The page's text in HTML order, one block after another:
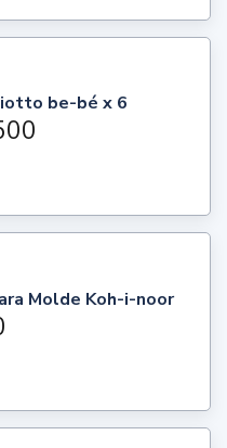
be-bé x 6
Molde Koh-i-noor